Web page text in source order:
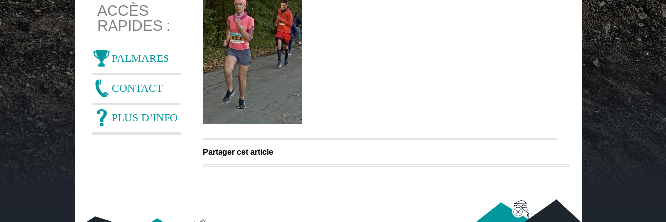
ACCÈS
RAPIDES :
PALMARES
CONTACT
PLUS D’INFO
Partager cet article